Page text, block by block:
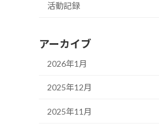
活動記録
アーカイブ
2026年1月
2025年12月
2025年11月